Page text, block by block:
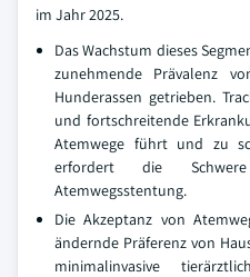
im Jahr 2025.
Das Wachstum dieses
zunehmende Prävalenz
Hunderassen getrieben.
und fortschreitende
Atemwege führt und zu
erfordert die
Atemwegsstentung.
Die Akzeptanz von
ändernde Präferenz von
minimalinvasive